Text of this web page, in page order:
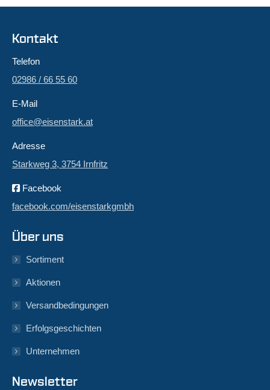
Kontakt
Telefon
02986 / 66 55 60
E-Mail
office@eisenstark.at
Adresse
Starkweg 3, 3754 Irnfritz
Facebook
facebook.com/eisenstarkgmbh
Über uns
Sortiment
Aktionen
Versandbedingungen
Erfolgsgeschichten
Unternehmen
Newsletter